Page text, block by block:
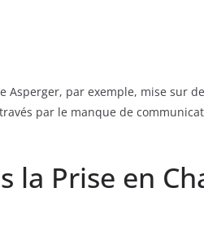
par exemple, mise sur
par le manque de
la Prise en